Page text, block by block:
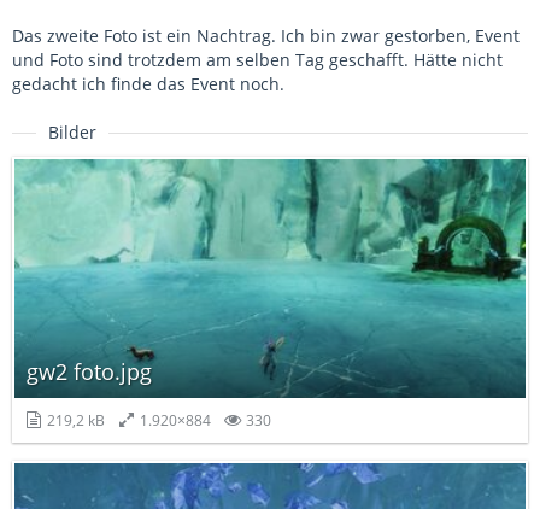
Das zweite Foto ist ein Nachtrag. Ich bin zwar gestorben, Event
und Foto sind trotzdem am selben Tag geschafft. Hätte nicht
gedacht ich finde das Event noch.
Bilder
gw2 foto.jpg
219,2 kB 1.920×884 330